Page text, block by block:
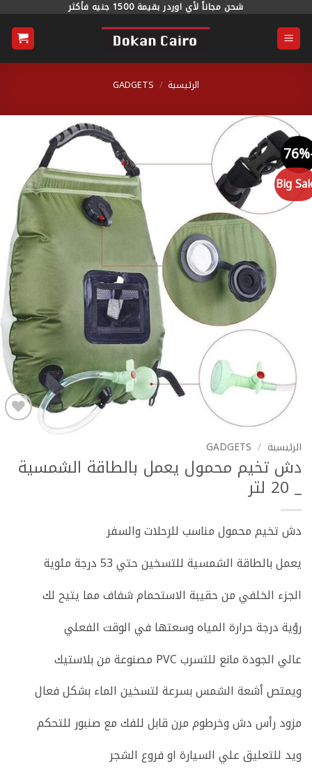
شحن مجاناً لأي اوردر بقيمة 1500 جنيه فأكثر
الرئيسية /
GADGETS
Big
الرئيسية GADGETS
دش تخيم محمول يعمل بالطاقة الشمسية
_ 20 لتر
دش تخيم محمول مناسب للرحلات والسفر
يعمل بالطاقة الشمسية للتسخين حتي 53 درجة مئوية
الجزء الخلفي من حقيبة الاستحمام شفاف مما يتيح لك
رؤية درجة حرارة المياه وسعتها في الوقت الفعلي
عالي الجودة مانع للتسرب PVC مصنوعة من بلاستيك
ويمتص أشعة الشمس بسرعة لتسخين الماء بشكل فعال
مزود رأس دش وخرطوم مرن قابل للفك مع صنبور للتحكم
ويد للتعليق علي السيارة او فروع الشجر